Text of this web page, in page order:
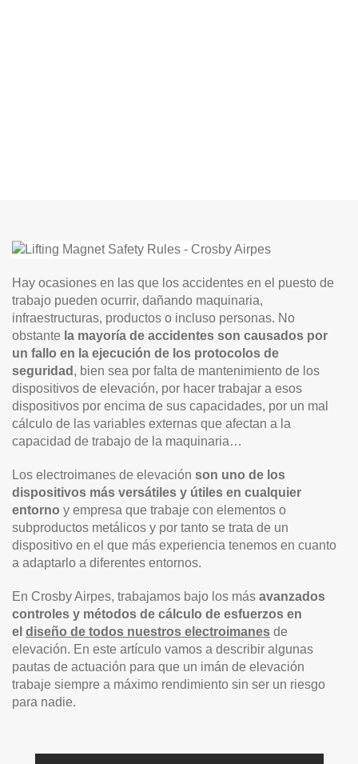
Hay ocasiones en las que los accidentes en el puesto de
trabajo pueden ocurrir, dañando maquinaria,
infraestructuras, productos o incluso personas. No
obstante la mayoría de accidentes son causados por
un fallo en la ejecución de los protocolos de
seguridad , bien sea por falta de mantenimiento de los
dispositivos de elevación, por hacer trabajar a esos
dispositivos por encima de sus capacidades, por un mal
cálculo de las variables externas que afectan a la
capacidad de trabajo de la maquinaria…
Los electroimanes de elevación son uno de los
dispositivos más versátiles y útiles en cualquier
entorno y empresa que trabaje con elementos o
subproductos metálicos y por tanto se trata de un
dispositivo en el que más experiencia tenemos en cuanto
a adaptarlo a diferentes entornos.
En Crosby Airpes, trabajamos bajo los más avanzados
controles y métodos de cálculo de esfuerzos en
el diseño de todos nuestros electroimanes de
elevación. En este artículo vamos a describir algunas
pautas de actuación para que un imán de elevación
trabaje siempre a máximo rendimiento sin ser un riesgo
para nadie.